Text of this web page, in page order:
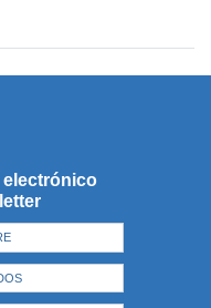
electrónico